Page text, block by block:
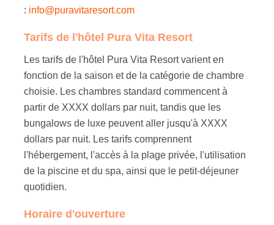
: info@puravitaresort.com
Tarifs de l'hôtel Pura Vita Resort
Les tarifs de l'hôtel Pura Vita Resort varient en
fonction de la saison et de la catégorie de chambre
choisie. Les chambres standard commencent à
partir de XXXX dollars par nuit, tandis que les
bungalows de luxe peuvent aller jusqu'à XXXX
dollars par nuit. Les tarifs comprennent
l'hébergement, l'accès à la plage privée, l'utilisation
de la piscine et du spa, ainsi que le petit-déjeuner
quotidien.
Horaire d'ouverture